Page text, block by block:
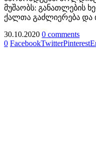
მუშაობს: განათლების
ქალთა გაძლიერება და
30.10.2020 0 comments
0 FacebookTwitterPinterest